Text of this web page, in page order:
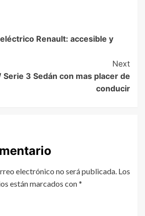
Renault: accesible y
Next
Serie 3 Sedán con mas placer de
conducir
electrónico no será publicada. Los
están marcados con*